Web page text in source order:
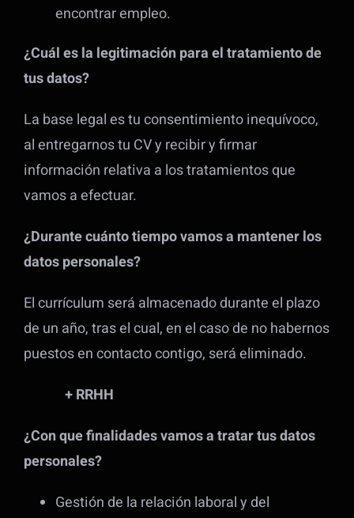
encontrar empleo.
¿Cuál es la legitimación para el tratamiento de
tus datos?
La base legal es tu consentimiento inequívoco,
al entregarnos tu CV y recibir y firmar
información relativa a los tratamientos que
vamos a efectuar.
¿Durante cuánto tiempo vamos a mantener los
datos personales?
El currículum será almacenado durante el plazo
de un año, tras el cual, en el caso de no habernos
puestos en contacto contigo, será eliminado.
+ RRHH
¿Con que finalidades vamos a tratar tus datos
personales?
Gestión de la relación laboral y del